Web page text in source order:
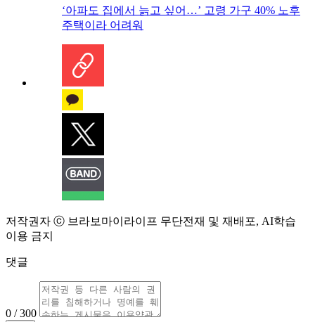
‘아파도 집에서 늙고 싶어…’ 고령 가구 40% 노후
주택이라 어려워
저작권자 ⓒ 브라보마이라이프 무단전재 및 재배포, AI학습
이용 금지
댓글
0 / 300